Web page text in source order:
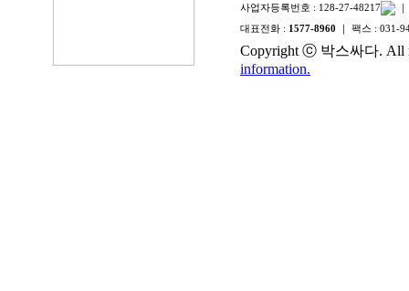
사업자등록번호 : 128-27-48217
대표전화 : 1577-8960 ｜ 팩스 : 031-
Copyright ⓒ 박스싸다. All
information.